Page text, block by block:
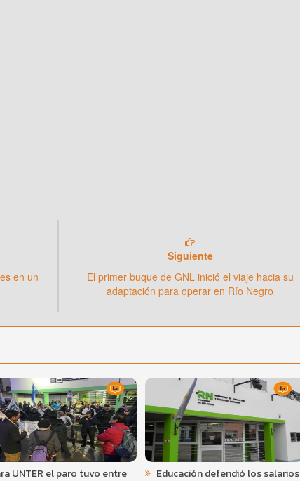
en un
Siguiente
El primer buque de GNL inició el viaje hacia su
adaptación para operar en Río Negro
UNTER el paro tuvo entre Educación defendió los salarios